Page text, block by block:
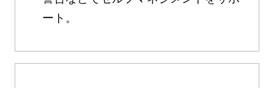
ート。